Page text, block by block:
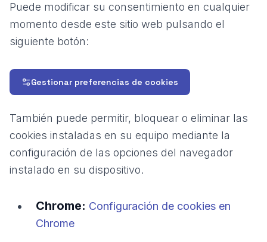
Puede modificar su consentimiento en cualquier
momento desde este sitio web pulsando el
siguiente botón:
Gestionar preferencias de cookies
También puede permitir, bloquear o eliminar las
cookies instaladas en su equipo mediante la
configuración de las opciones del navegador
instalado en su dispositivo.
Chrome: Configuración de cookies en
Chrome